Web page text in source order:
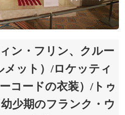
ン・フリン、クルー
メット）/ロケッティ
コードの衣装）/トゥ
少期のフランク・ウ